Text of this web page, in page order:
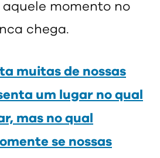
momento no
chega.
muitas de nossas
um lugar no qual
mas no qual
se nossas